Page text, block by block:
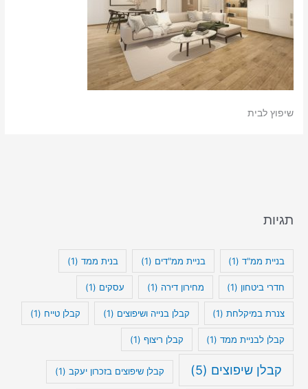
שיפוץ לבית
תגיות
בניית ממ"ד(1) בניית ממ"דים (1) בנית ממד (1)
חדרי ביטחון (1) מחירון דירה (1) עסקים (1)
צנרת במיקלחת(1) קבלן בנייה ושיפוצים (1) קבלן טייח (1)
קבלן לבניית ממד(1) קבלן ריצוף (1)
קבלן שיפוצים (5) קבלן שיפוצים בזכרון יעקב (1)